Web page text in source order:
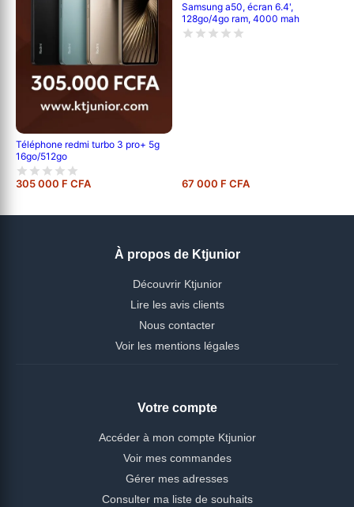
Téléphone redmi turbo 3 pro+ 5g
16go/512go
305 000 F CFA
Samsung a50, écran 6.4',
128go/4go ram, 4000 mah
67 000 F CFA
À propos de Ktjunior
Découvrir Ktjunior
Lire les avis clients
Nous contacter
Voir les mentions légales
Votre compte
Accéder à mon compte Ktjunior
Voir mes commandes
Gérer mes adresses
Consulter ma liste de souhaits